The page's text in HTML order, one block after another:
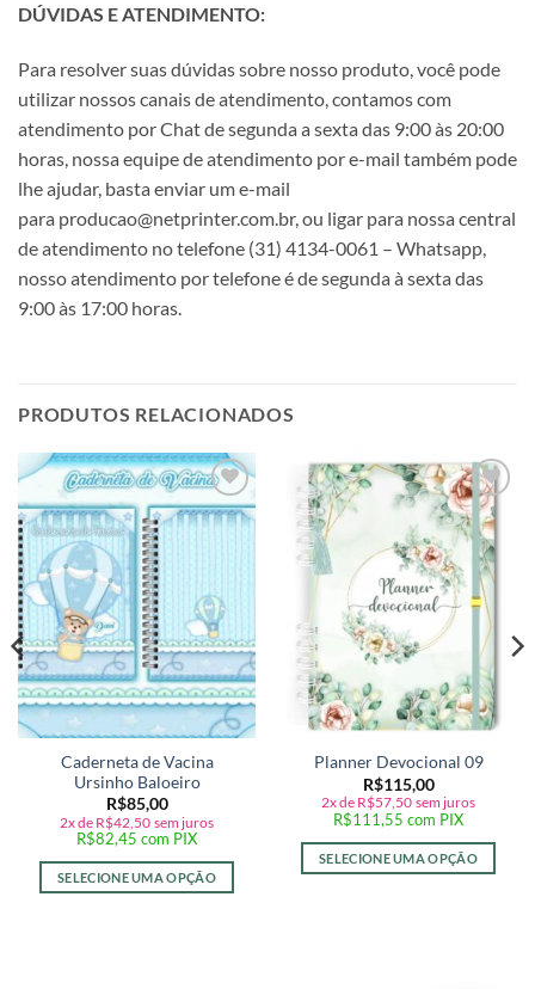
DÚVIDAS E ATENDIMENTO:
Para resolver suas dúvidas sobre nosso produto, você pode
utilizar nossos canais de atendimento, contamos com
atendimento por Chat de segunda a sexta das 9:00 às 20:00
horas, nossa equipe de atendimento por e-mail também pode
lhe ajudar, basta enviar um e-mail
para producao@netprinter.com.br, ou ligar para nossa central
de atendimento no telefone (31) 4134-0061 – Whatsapp,
nosso atendimento por telefone é de segunda à sexta das
9:00 às 17:00 horas.
PRODUTOS RELACIONADOS
Adicionar
a lista de
Caderneta de Vacina
Ursinho Baloeiro
R$85,00
2x de R$42,50 sem juros
R$82,45 com PIX
SELECIONE UMA OPÇÃO
Adicionar
a lista de
desejos
Planner Devocional 09
R$115,00
2x de R$57,50 sem juros
R$111,55 com PIX
SELECIONE UMA OPÇÃO